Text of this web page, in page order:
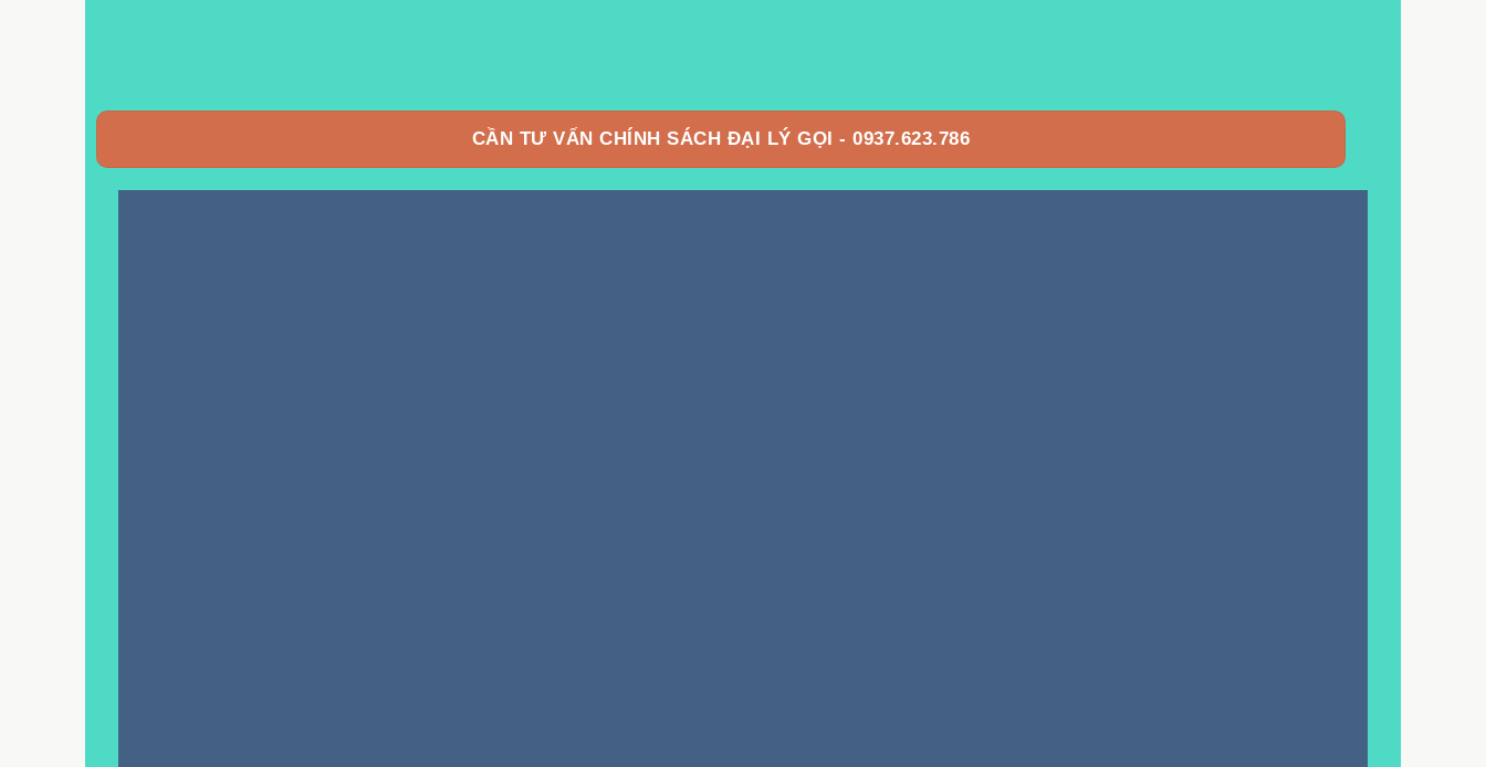
CẦN TƯ VẤN CHÍNH SÁCH ĐẠI LÝ GỌI - 0937.623.786